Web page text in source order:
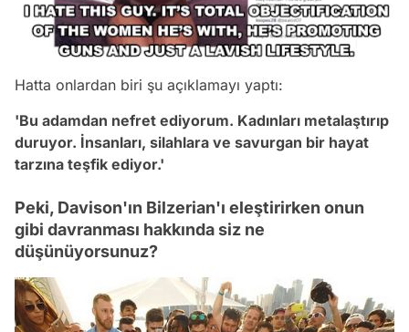
Hatta onlardan biri şu açıklamayı yaptı:
'Bu adamdan nefret ediyorum. Kadınları metalaştırıp
duruyor. İnsanları, silahlara ve savurgan bir hayat
tarzına teşfik ediyor.'
Peki, Davison'ın Bilzerian'ı eleştirirken onun
gibi davranması hakkında siz ne
düşünüyorsunuz?